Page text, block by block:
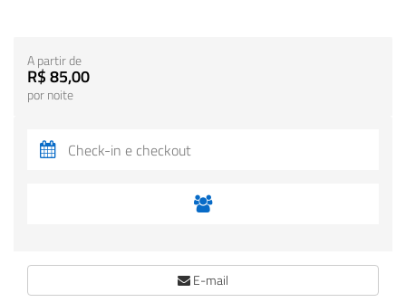
A partir de
R$ 85,00
por noite
E-mail